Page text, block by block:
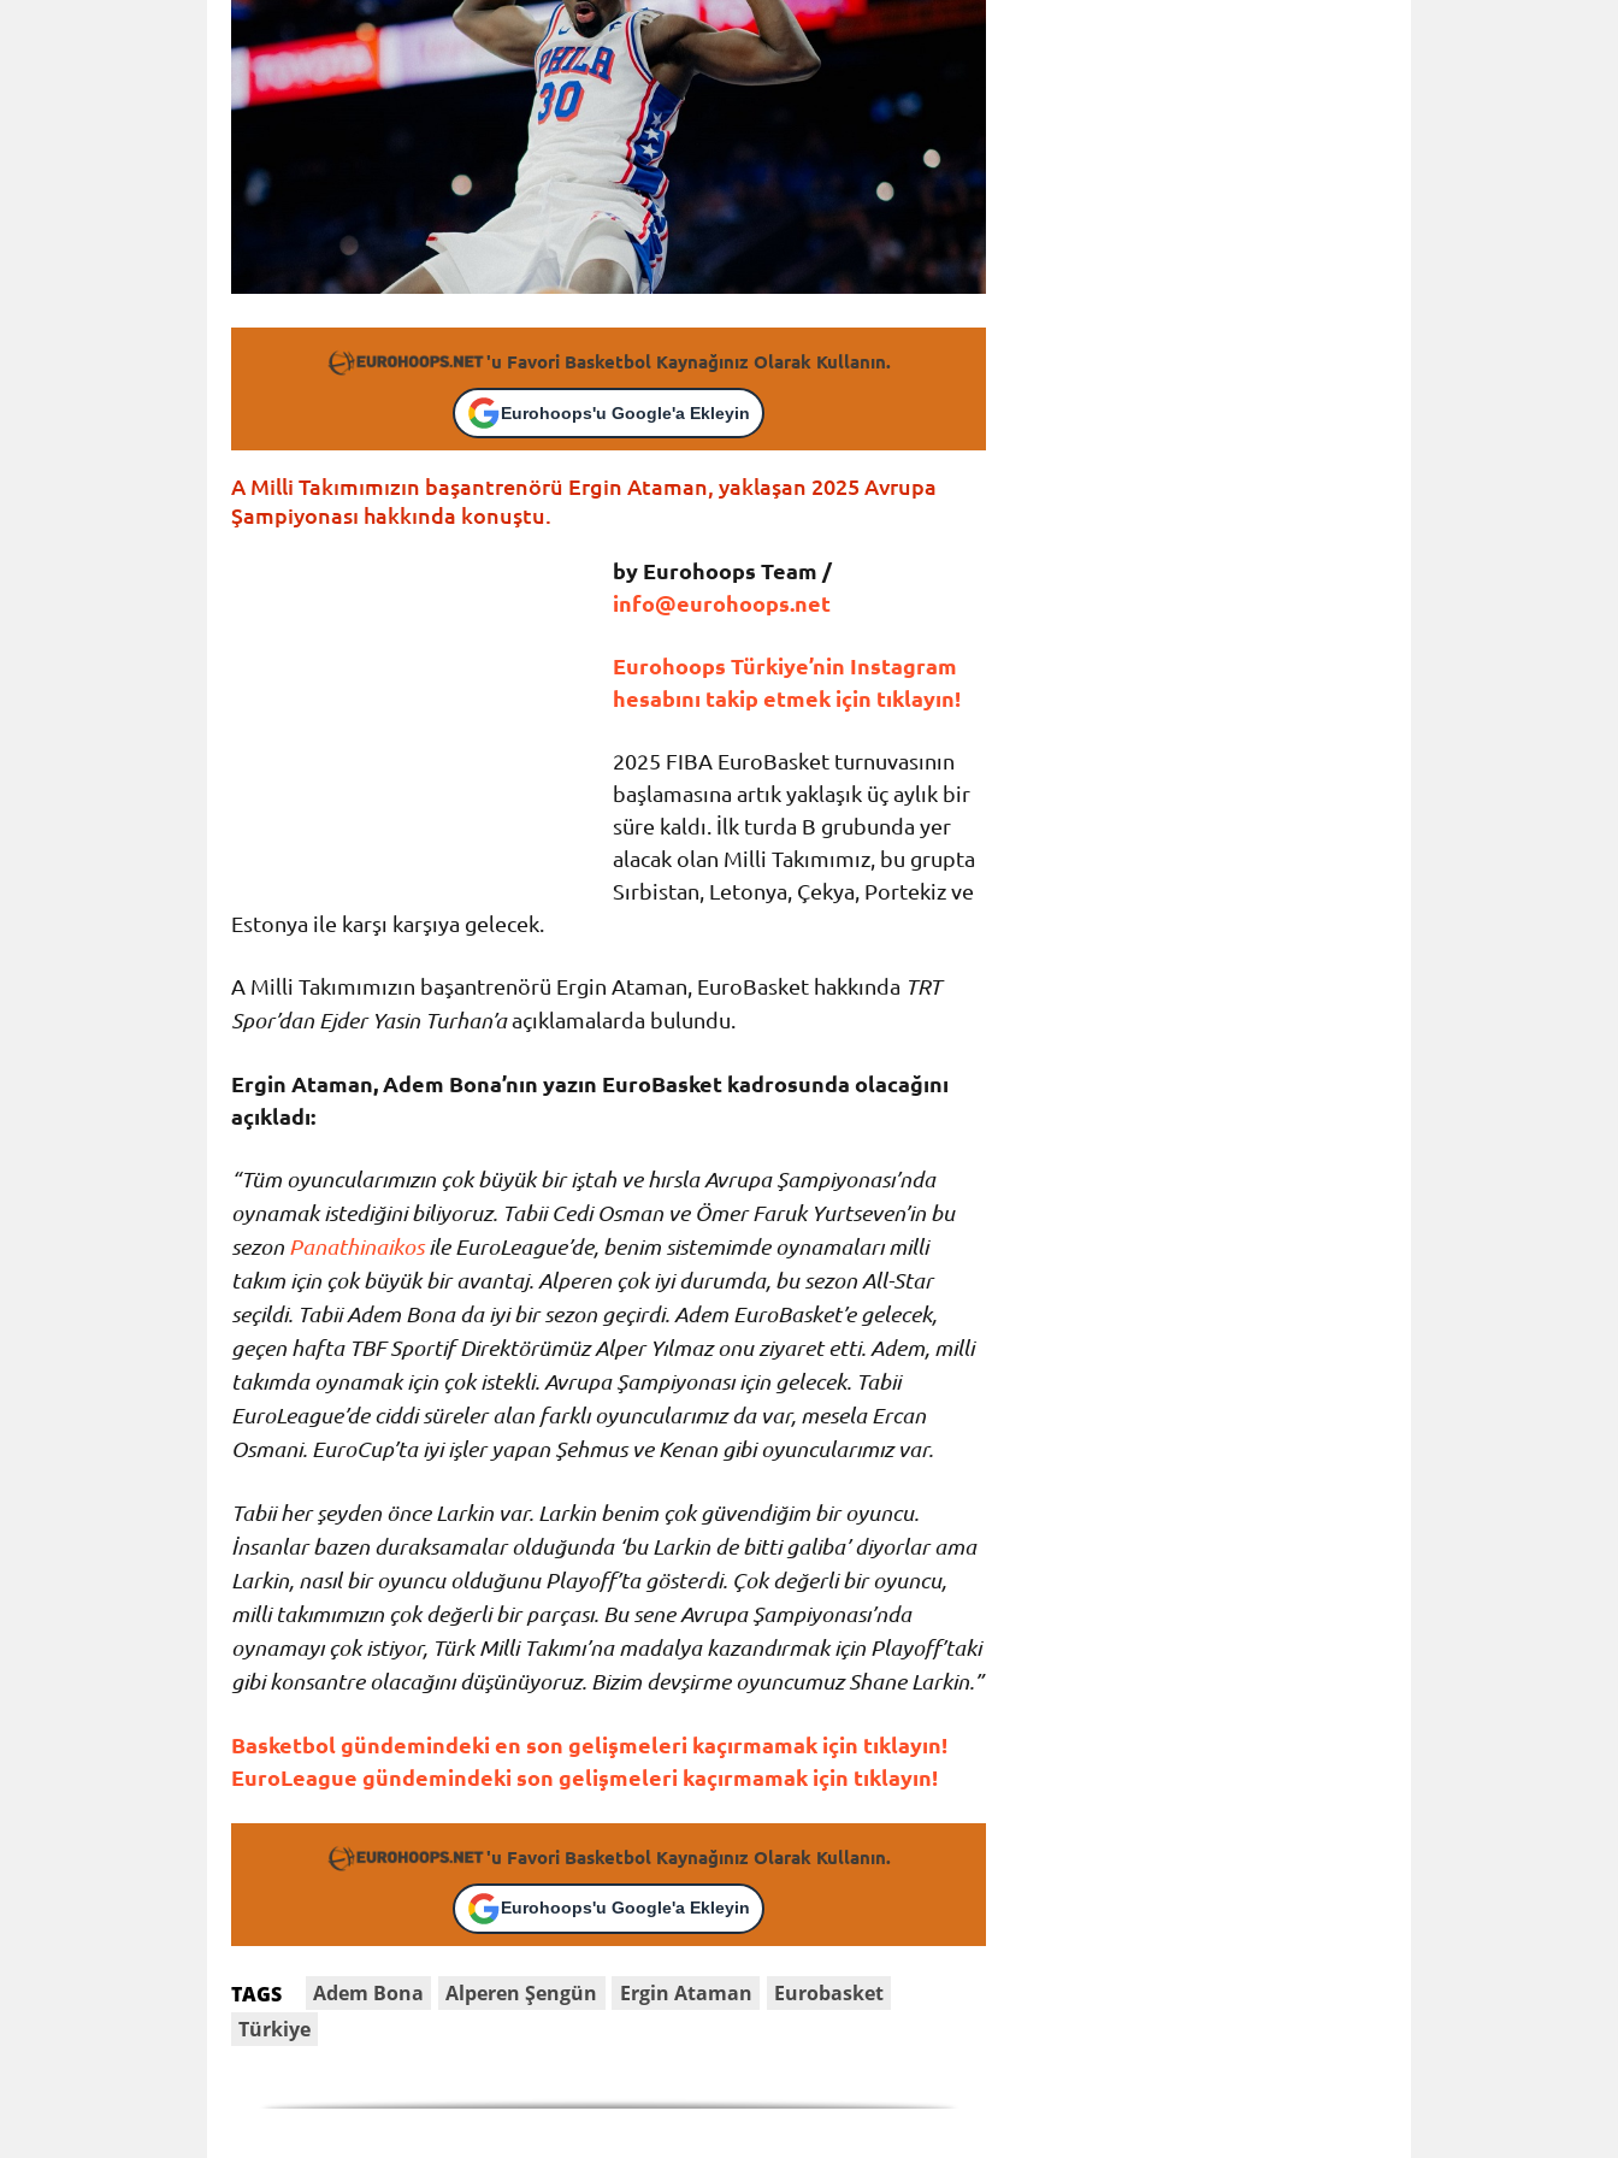
'u Favori Basketbol Kaynağınız Olarak Kullanın.
Eurohoops'u Google'a Ekleyin
A Milli Takımımızın başantrenörü Ergin Ataman, yaklaşan 2025 Avrupa
Şampiyonası hakkında konuştu.
by Eurohoops Team /
info@eurohoops.net
Eurohoops Türkiye’nin Instagram
hesabını takip etmek için tıklayın!
2025 FIBA EuroBasket turnuvasının
başlamasına artık yaklaşık üç aylık bir
süre kaldı. İlk turda B grubunda yer
alacak olan Milli Takımımız, bu grupta
Sırbistan, Letonya, Çekya, Portekiz ve
Estonya ile karşı karşıya gelecek.
A Milli Takımımızın başantrenörü Ergin Ataman, EuroBasket hakkında TRT
Spor’dan Ejder Yasin Turhan’aaçıklamalarda bulundu.
Ergin Ataman, Adem Bona’nın yazın EuroBasket kadrosunda olacağını
açıkladı:
“Tüm oyuncularımızın çok büyük bir iştah ve hırsla Avrupa Şampiyonası’nda
oynamak istediğini biliyoruz. Tabii Cedi Osman ve Ömer Faruk Yurtseven’in bu
sezon Panathinaikosile EuroLeague’de, benim sistemimde oynamaları milli
takım için çok büyük bir avantaj. Alperen çok iyi durumda, bu sezon All-Star
seçildi. Tabii Adem Bona da iyi bir sezon geçirdi. Adem EuroBasket’e gelecek,
geçen hafta TBF Sportif Direktörümüz Alper Yılmaz onu ziyaret etti. Adem, milli
takımda oynamak için çok istekli. Avrupa Şampiyonası için gelecek. Tabii
EuroLeague’de ciddi süreler alan farklı oyuncularımız da var, mesela Ercan
Osmani. EuroCup’ta iyi işler yapan Şehmus ve Kenan gibi oyuncularımız var.
Tabii her şeyden önce Larkin var. Larkin benim çok güvendiğim bir oyuncu.
İnsanlar bazen duraksamalar olduğunda ‘bu Larkin de bitti galiba’ diyorlar ama
Larkin, nasıl bir oyuncu olduğunu Playoff’ta gösterdi. Çok değerli bir oyuncu,
milli takımımızın çok değerli bir parçası. Bu sene Avrupa Şampiyonası’nda
oynamayı çok istiyor, Türk Milli Takımı’na madalya kazandırmak için Playoff’taki
gibi konsantre olacağını düşünüyoruz. Bizim devşirme oyuncumuz Shane Larkin.”
Basketbol gündemindeki en son gelişmeleri kaçırmamak için tıklayın!
EuroLeague gündemindeki son gelişmeleri kaçırmamak için tıklayın!
'u Favori Basketbol Kaynağınız Olarak Kullanın.
Eurohoops'u Google'a Ekleyin
TAGS Adem Bona Alperen Şengün Ergin Ataman
Eurobasket
Türkiye